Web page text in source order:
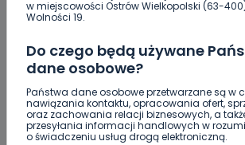
w miejscowości Ostrów Wielkopolski (63-
Wolności 19.
Do czego będą używane
dane osobowe?
Państwa dane osobowe przetwarzane są w
nawiązania kontaktu, opracowania ofert,
oraz zachowania relacji biznesowych, a
przesyłania informacji handlowych w
o świadczeniu usług drogą elektroniczną.
Przyglądała im się cała Polska.
Skomentuj ten wpis